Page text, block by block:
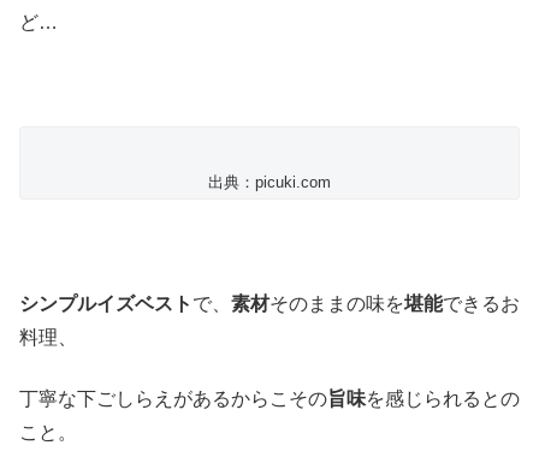
ど…
出典：picuki.com
シンプルイズベスト で、 素材そのままの味を堪能できるお
料理、
丁寧な下ごしらえがあるからこその旨味を感じられるとの
こと。